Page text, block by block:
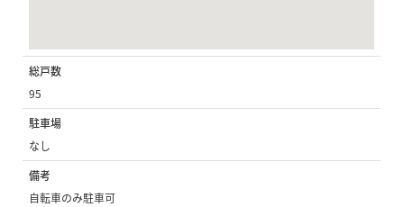
総戸数
95
駐車場
なし
備考
自転車のみ駐車可